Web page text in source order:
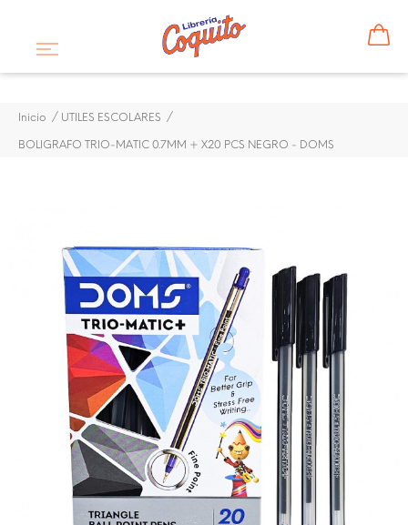
Inicio UTILES ESCOLARES
BOLIGRAFO TRIO-MATIC 0.7MM + X20 PCS NEGRO - DOMS
¡DISPONIBLE SÓLO EN INTERNET!
BOLIGRAFO TRIO-MATIC
0.7MM + X20 PCS NEGRO -
DOMS
$ 3,60